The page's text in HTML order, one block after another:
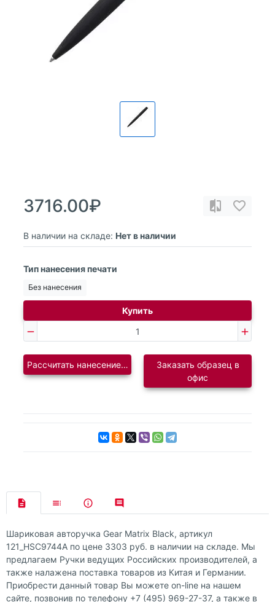
3716.00₽
В наличии на складе: Нет в наличии
Тип нанесения печати
Без нанесения
Купить
Рассчитать нанесение логотипаЗаказать образец в
офис
Шариковая авторучка Gear Matrix Black, артикул
121_HSC9744A по цене 3303 руб. в наличии на складе. Мы
предлагаем Ручки ведущих Российских производителей, а
также налажена поставка товаров из Китая и Германии.
Приобрести данный товар Вы можете on-line на нашем
сайте, позвонив по телефону +7 (495) 969-27-37, а также в